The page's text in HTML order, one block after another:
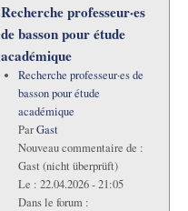
Recherche professeur·es
de basson pour étude
académique
Recherche professeur·es de
basson pour étude
académique
ParGast
Nouveau commentaire de :
Gast (nicht überprüft)
Le : 22.04.2026 - 21:05
Dans le forum :